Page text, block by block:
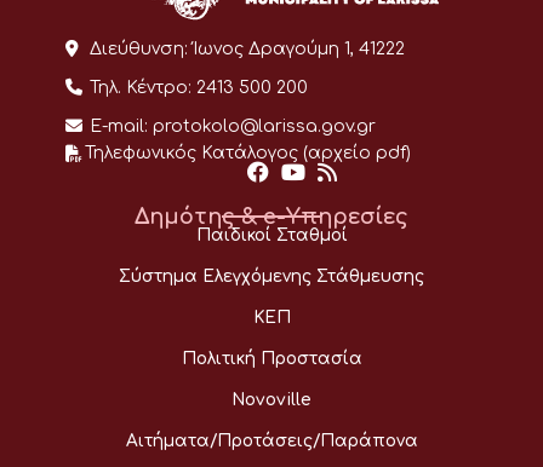
Διεύθυνση: Ίωνος Δραγούμη 1, 41222
Τηλ. Κέντρο: 2413 500 200
E-mail: protokolo@larissa.gov.gr
Τηλεφωνικός Κατάλογος (αρχείο pdf)
Δημότης & e-Υπηρεσίες
Παιδικοί Σταθμοί
Σύστημα Ελεγχόμενης Στάθμευσης
ΚΕΠ
Πολιτική Προστασία
Novoville
Αιτήματα/Προτάσεις/Παράπονα